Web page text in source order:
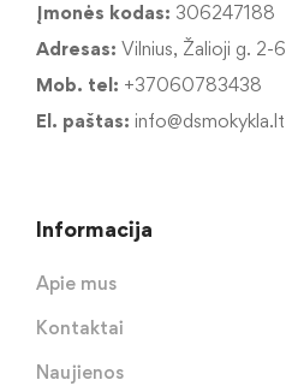
Įmonės kodas: 306247188
Adresas: Vilnius, Žalioji g. 2-6
Mob. tel: +37060783438
El. paštas: info@dsmokykla.lt
Informacija
Apie mus
Kontaktai
Naujienos